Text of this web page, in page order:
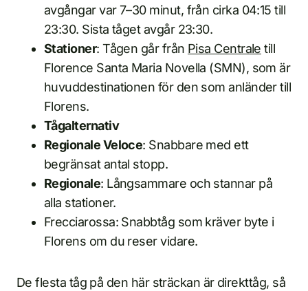
avgångar var 7–30 minut, från cirka 04:15 till
23:30. Sista tåget avgår 23:30.
Stationer: Tågen går från Pisa Centrale till
Florence Santa Maria Novella (SMN), som är
huvuddestinationen för den som anländer till
Florens.
Tågalternativ
Regionale Veloce: Snabbare med ett
begränsat antal stopp.
Regionale: Långsammare och stannar på
alla stationer.
Frecciarossa: Snabbtåg som kräver byte i
Florens om du reser vidare.
De flesta tåg på den här sträckan är direkttåg, så